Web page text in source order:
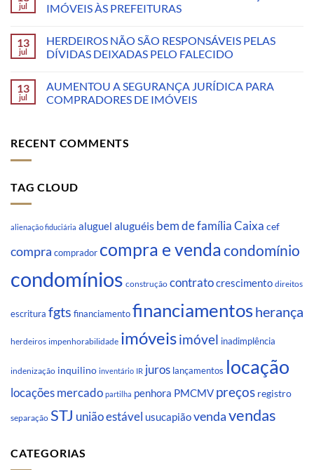
jul
IMÓVEIS ÀS PREFEITURAS
13
jul
HERDEIROS NÃO SÃO RESPONSÁVEIS PELAS
DÍVIDAS DEIXADAS PELO FALECIDO
13
jul
AUMENTOU A SEGURANÇA JURÍDICA PARA
COMPRADORES DE IMÓVEIS
RECENT COMMENTS
TAG CLOUD
alienação fiduciária aluguel aluguéis bem de família Caixa cef
compra comprador compra e vendacondomínio
condomínios construção contratocrescimento direitos
escritura fgts financiamentofinanciamentosherança
herdeiros impenhorabilidade imóveisimóvel inadimplência
indenização inquilino inventário IR juros lançamentos locação
locações mercado partilha penhora PMCMV preços registro
separação STJ união estável usucapiãovendavendas
CATEGORIAS